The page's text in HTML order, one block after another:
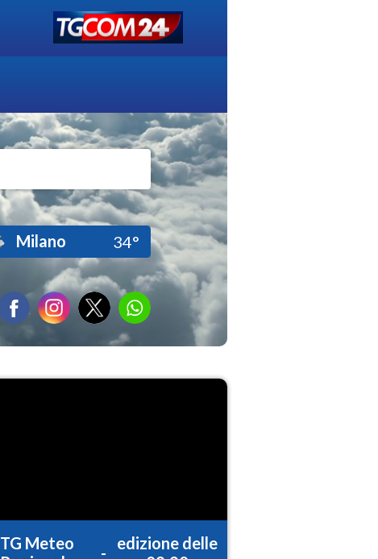
Milano 34°
TG Meteo
-
edizione delle